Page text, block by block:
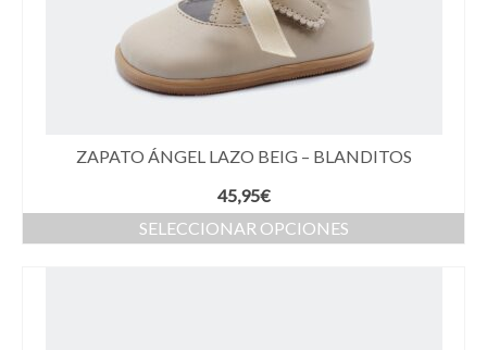
ZAPATO ÁNGEL LAZO BEIG – BLANDITOS
45,95€
SELECCIONAR OPCIONES